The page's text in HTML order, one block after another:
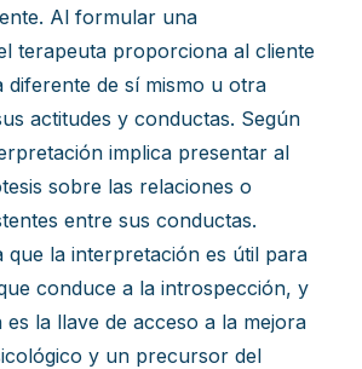
Al formular una
terapeuta proporciona al cliente
diferente de sí mismo u otra
actitudes y conductas. Según
implica presentar al
sobre las relaciones o
entre sus conductas.
que la interpretación es útil para
conduce a la introspección, y
la llave de acceso a la mejora
y un precursor del